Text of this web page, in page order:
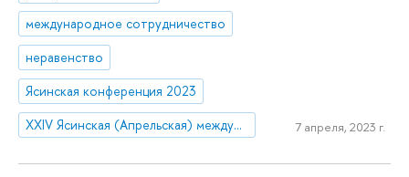
международное сотрудничество
неравенство
Ясинская конференция 2023
XXIV Ясинская (Апрельская) международная научная конференция по проблемам развития экономики и общества
7 апреля, 2023 г.